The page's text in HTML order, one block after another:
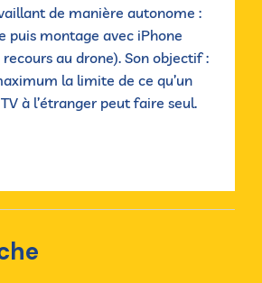
de manière autonome :
puis montage avec iPhone
au drone). Son objectif :
la limite de ce qu’un
à l’étranger peut faire seul.